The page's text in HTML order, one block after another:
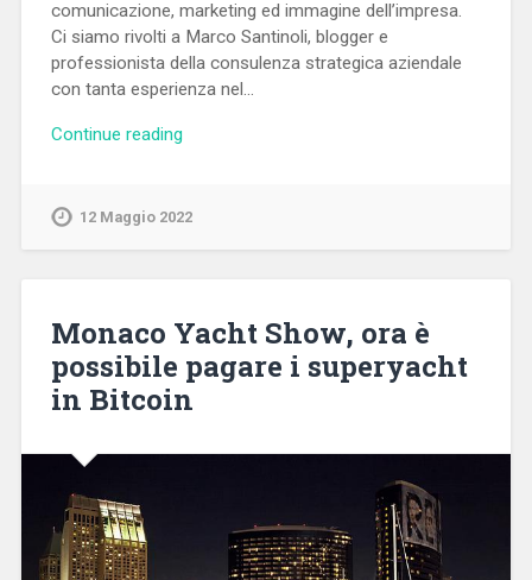
comunicazione, marketing ed immagine dell’impresa.
Ci siamo rivolti a Marco Santinoli, blogger e
professionista della consulenza strategica aziendale
con tanta esperienza nel…
Continue reading
12 Maggio 2022
Monaco Yacht Show, ora è
possibile pagare i superyacht
in Bitcoin